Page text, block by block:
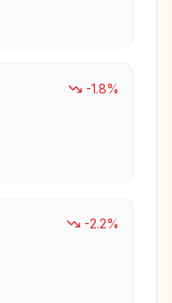
-1.8%
-2.2%